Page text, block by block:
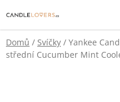
na
obsah
Domů / Svíčky / Yankee
střední Cucumber Mint